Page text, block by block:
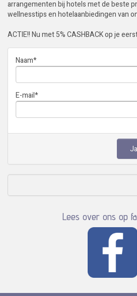
arrangementen bij hotels met de beste
wellnesstips en hotelaanbiedingen van
ACTIE!! Nu met 5% CASHBACK op je
Naam*
E-mail*
Lees over ons op